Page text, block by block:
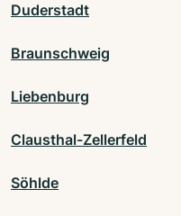
Duderstadt
Braunschweig
Liebenburg
Clausthal-Zellerfeld
Söhlde